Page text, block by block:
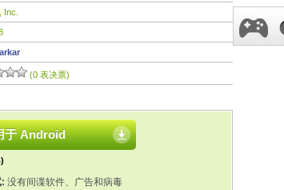
Inc.
(0 表决票)
于 Android
没有间谍软件、广告和病毒